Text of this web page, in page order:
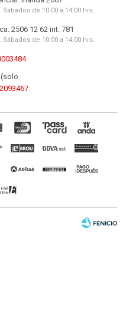
de 10:00 a 14:00 hrs.
2506 12 62 int. 781
de 10:00 a 14:00 hrs.